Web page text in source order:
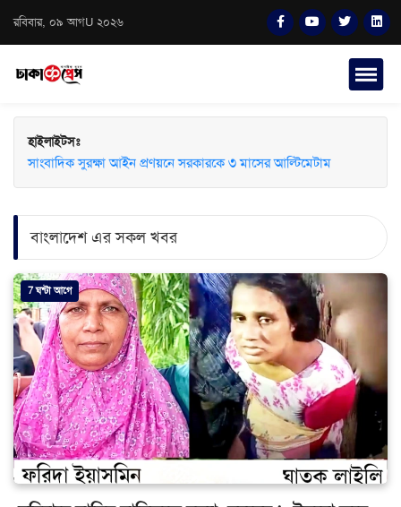
রবিবার, ০৯ আগU ২০২৬
হাইলাইটসঃ
সাংবাদিক সুরক্ষা আইন প্রণয়নে সরকারকে ৩ মাসের আল্টিমেটাম
বাংলাদেশ এর সকল খবর
7 ঘন্টা আগে